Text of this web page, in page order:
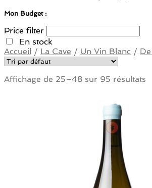
Mon Budget :
Price filter
En stock
Accueil / La Cave / Un Vin Blanc /
Affichage de 25–48 sur 95 résultats